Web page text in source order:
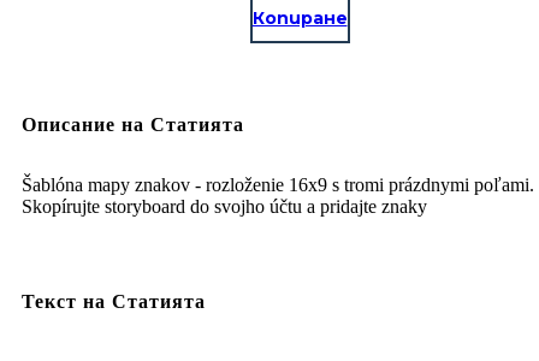
Копиране
Описание на Статията
Šablóna mapy znakov - rozloženie 16x9 s tromi prázdnymi poľami.
Skopírujte storyboard do svojho účtu a pridajte znaky
Текст на Статията